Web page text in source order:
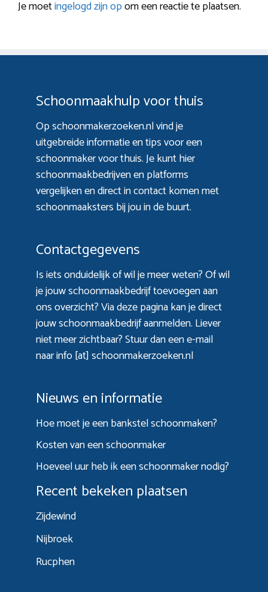
Je moetingelogd zijn opom een reactie te plaatsen.
Schoonmaakhulp voor thuis
Op schoonmakerzoeken.nl vind je
uitgebreide informatie en tips voor een
schoonmaker voor thuis. Je kunt hier
schoonmaakbedrijven en platforms
vergelijken en direct in contact komen met
schoonmaaksters bij jou in de buurt.
Contactgegevens
Is iets onduidelijk of wil je meer weten? Of wil
je jouw schoonmaakbedrijf toevoegen aan
ons overzicht? Viadeze paginakan je direct
jouw schoonmaakbedrijf aanmelden. Liever
niet meer zichtbaar? Stuur dan een e-mail
naar info [at] schoonmakerzoeken.nl
Nieuws en informatie
Hoe moet je een bankstel schoonmaken?
Kosten van een schoonmaker
Hoeveel uur heb ik een schoonmaker nodig?
Recent bekeken plaatsen
Zijdewind
Nijbroek
Rucphen